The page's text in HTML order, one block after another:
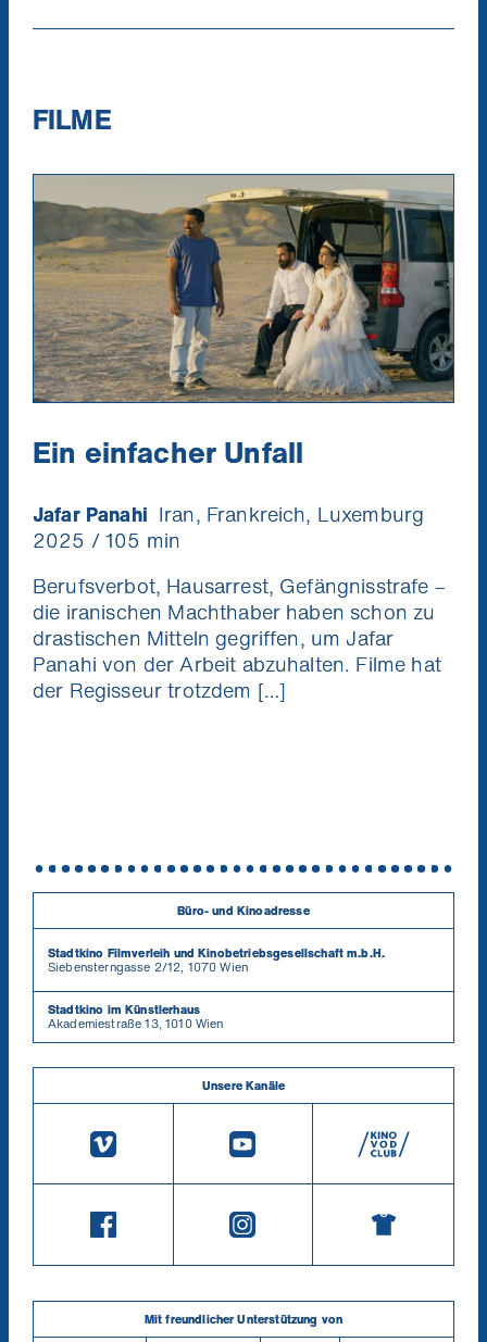
FILME
Ein einfacher Unfall
Jafar Panahi Iran, Frankreich, Luxemburg
2025 / 105 min
Berufsverbot, Hausarrest, Gefängnisstrafe –
die iranischen Machthaber haben schon zu
drastischen Mitteln gegriffen, um Jafar
Panahi von der Arbeit abzuhalten. Filme hat
der Regisseur trotzdem […]
Büro- und Kinoadresse
Stadtkino Filmverleih und Kinobetriebsgesellschaft m.b.H.
Siebensterngasse 2/12, 1070 Wien
Stadtkino im Künstlerhaus
Akademiestraße 13, 1010 Wien
Unsere Kanäle
Mit freundlicher Unterstützung von